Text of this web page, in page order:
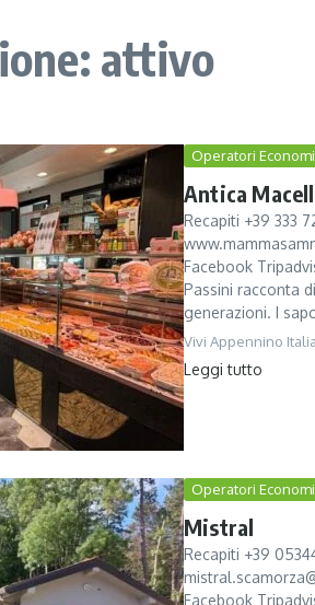
attivo
Operatori
Antica
Recapiti +39 333
Facebook
Passini racconta
generazioni. I
Vivi Appennino Italia
Leggi tutto
Operatori
Mistral
Recapiti +39
Facebook